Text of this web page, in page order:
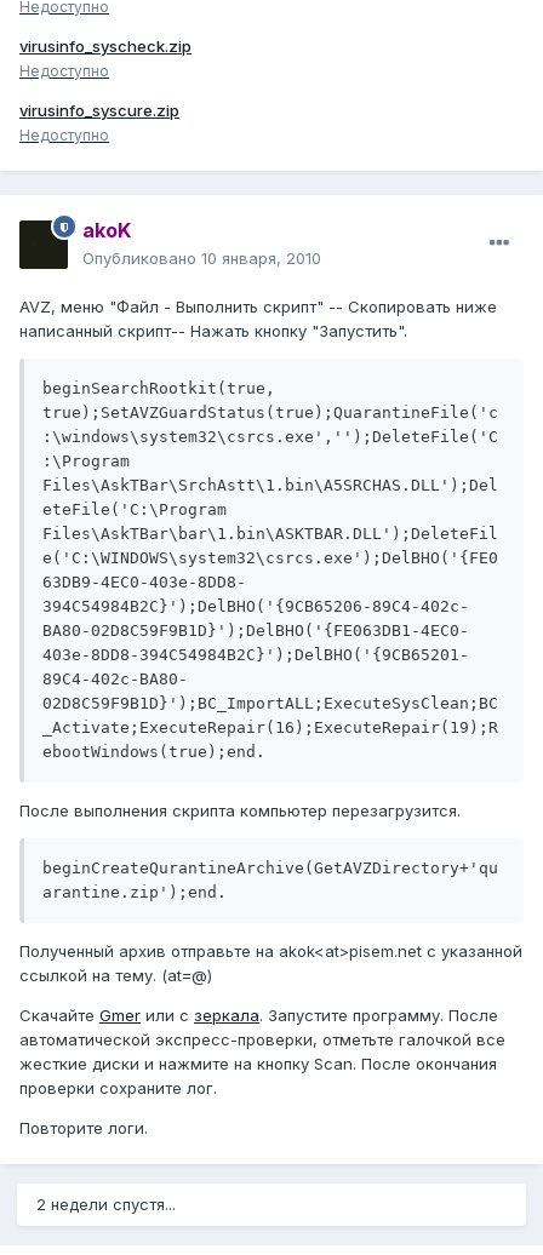
Недоступно
virusinfo_syscheck.zip
Недоступно
virusinfo_syscure.zip
Недоступно
akoK
Опубликовано 10 января, 2010
AVZ, меню "Файл - Выполнить скрипт" -- Скопировать ниже
написанный скрипт-- Нажать кнопку "Запустить".
beginSearchRootkit(true,
true);SetAVZGuardStatus(true);QuarantineFile('c
:\windows\system32\csrcs.exe','');DeleteFile('C
:\Program
Files\AskTBar\SrchAstt\1.bin\A5SRCHAS.DLL');Del
eteFile('C:\Program
Files\AskTBar\bar\1.bin\ASKTBAR.DLL');DeleteFil
e('C:\WINDOWS\system32\csrcs.exe');DelBHO('{FE0
63DB9-4EC0-403e-8DD8-
394C54984B2C}');DelBHO('{9CB65206-89C4-402c-
BA80-02D8C59F9B1D}');DelBHO('{FE063DB1-4EC0-
403e-8DD8-394C54984B2C}');DelBHO('{9CB65201-
89C4-402c-BA80-
02D8C59F9B1D}');BC_ImportALL;ExecuteSysClean;BC
_Activate;ExecuteRepair(16);ExecuteRepair(19);R
ebootWindows(true);end.
После выполнения скрипта компьютер перезагрузится.
beginCreateQurantineArchive(GetAVZDirectory+'qu
arantine.zip');end.
Полученный архив отправьте на akok<at>pisem.net с указанной
ссылкой на тему. (at=@)
Скачайте Gmer или с зеркала. Запустите программу. После
автоматической экспресс-проверки, отметьте галочкой все
жесткие диски и нажмите на кнопку Scan. После окончания
проверки сохраните лог.
Повторите логи.
2 недели спустя...